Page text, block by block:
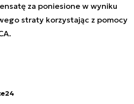
za poniesione w wyniku
straty korzystając z pomocy